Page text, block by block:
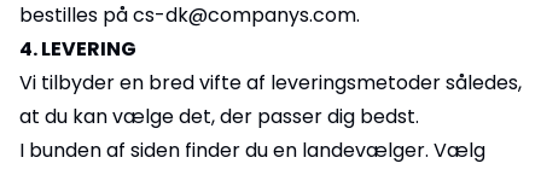
bestilles på cs-dk@companys.com.
4. LEVERING
Vi tilbyder en bred vifte af leveringsmetoder således,
at du kan vælge det, der passer dig bedst.
I bunden af siden finder du en landevælger. Vælg